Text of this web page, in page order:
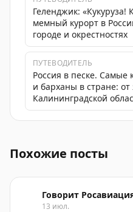
Геленджик: «Кукуруза!
мемный курорт в
городе и окрестностях
ПУТЕВОДИТЕЛЬ
Россия в песке.
и барханы в стране: от
Калининградской
Похожие посты
Говорит
13 июл.